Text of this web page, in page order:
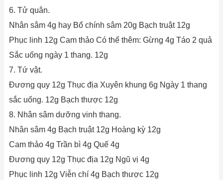
6. Tử quân.
Nhân sâm 4g hay Bổ chính sâm 20g Bạch truật 12g
Phục linh 12g Cam thảo Có thể thêm: Gừng 4g Táo 2 quả
Sắc uống ngày 1 thang. 12g
7. Tứ vật.
Đương quy 12g Thục địa Xuyên khung 6g Ngày 1 thang
sắc uống. 12g Bạch thược 12g
8. Nhân sâm dưỡng vinh thang.
Nhân sâm 4g Bạch truật 12g Hoàng kỳ 12g
Cam thảo 4g Trần bì 4g Quế 4g
Đương quy 12g Thục địa 12g Ngũ vị 4g
Phục linh 12g Viễn chí 4g Bạch thược 12g